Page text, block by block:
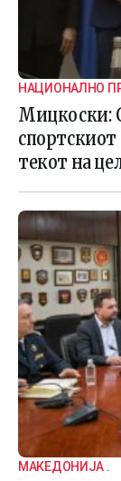
НАЦИОНАЛНО
Мицкоски:
спортскиот
текот на
МАКЕДОНИЈА .